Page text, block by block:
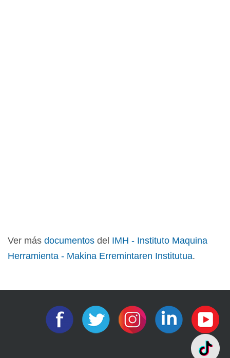
Ver más documentos del IMH - Instituto Maquina
Herramienta - Makina Erremintaren Institutua.